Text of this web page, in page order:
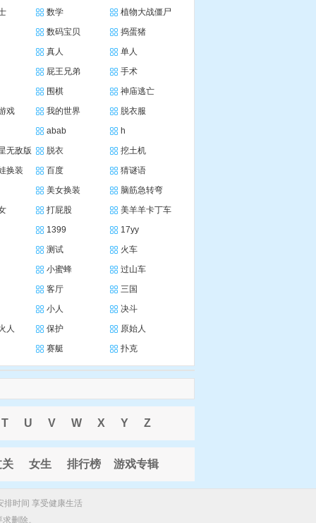
数学
植物大战僵尸
数码宝贝
捣蛋猪
真人
单人
屁王兄弟
手术
围棋
神庙逃亡
戏
我的世界
脱衣服
abab
h
无敌版
脱衣
挖土机
换装
百度
猜谜语
美女换装
脑筋急转弯
打屁股
美羊羊卡丁车
1399
17yy
测试
火车
小蜜蜂
过山车
客厅
三国
小人
决斗
人
保护
原始人
赛艇
扑克
T U V W X Y Z
关 女生 排行榜 游戏专辑
排时间 享受健康生活
删除。